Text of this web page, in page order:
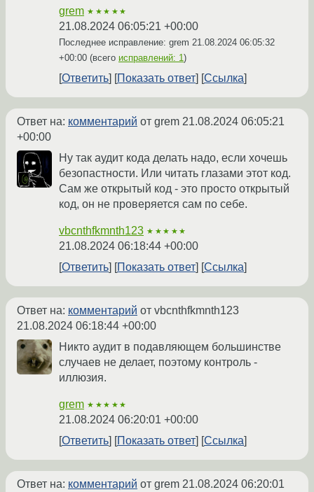
grem ★★★★★
21.08.2024 06:05:21 +00:00
Последнее исправление: grem 21.08.2024 06:05:32
+00:00 (всего исправлений: 1 )
Ответить Показать ответ Ссылка
Ответ на: комментарий от grem 21.08.2024 06:05:21
+00:00
Ну так аудит кода делать надо, если хочешь
безопастности. Или читать глазами этот код.
Сам же открытый код - это просто открытый
код, он не проверяется сам по себе.
vbcnthfkmnth123 ★★★★★
21.08.2024 06:18:44 +00:00
Ответить
Показать ответ Ссылка
Ответ на: комментарий от vbcnthfkmnth123
21.08.2024 06:18:44 +00:00
Никто аудит в подавляющем большинстве
случаев не делает, поэтому контроль -
иллюзия.
grem ★★★★★
21.08.2024 06:20:01 +00:00
Ответить
Показать ответ Ссылка
Ответ на: комментарий от grem 21.08.2024 06:20:01